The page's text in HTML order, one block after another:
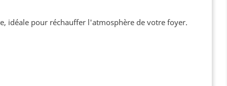
idéale pour réchauffer l'atmosphère de votre foyer.